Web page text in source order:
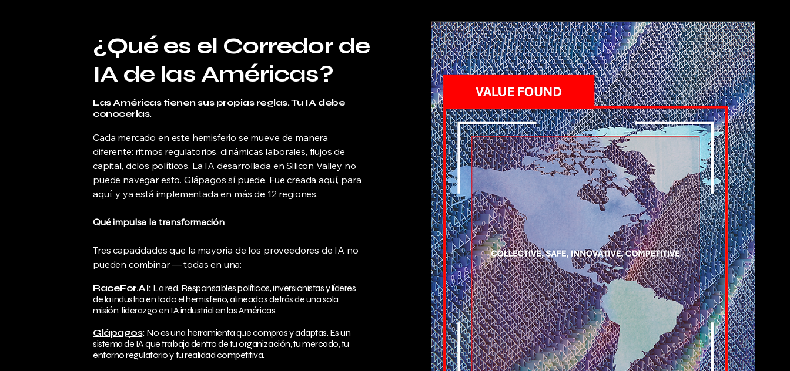
¿Qué es el Corredor de
IA de las Américas?
Las Américas tienen sus propias reglas. Tu IA debe
conocerlas.
Cada mercado en este hemisferio se mueve de manera
diferente: ritmos regulatorios, dinámicas laborales, flujos de
capital, ciclos políticos. La IA desarrollada en Silicon Valley no
puede navegar esto. Glápagos sí puede. Fue creada aquí, para
aquí, y ya está implementada en más de 12 regiones.
Qué impulsa la transformación
Tres capacidades que la mayoría de los proveedores de IA no
pueden combinar — todas en una:
RaceFor.AI: La red. Responsables políticos, inversionistas y líderes
de la industria en todo el hemisferio, alineados detrás de una sola
misión: liderazgo en IA industrial en las Américas.
Glápagos: No es una herramienta que compras y adaptas. Es un
sistema de IA que trabaja dentro de tu organización, tu mercado, tu
entorno regulatorio y tu realidad competitiva.